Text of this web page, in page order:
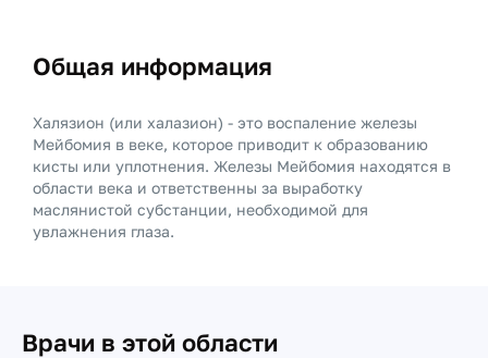
Общая информация
Халязион (или халазион) - это воспаление железы
Мейбомия в веке, которое приводит к образованию
кисты или уплотнения. Железы Мейбомия находятся в
области века и ответственны за выработку
маслянистой субстанции, необходимой для
увлажнения глаза.
Врачи в этой области